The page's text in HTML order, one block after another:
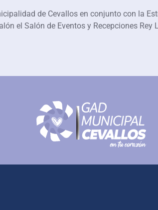
de Cevallos en conjunto con la
el Salón de Eventos y Recepciones